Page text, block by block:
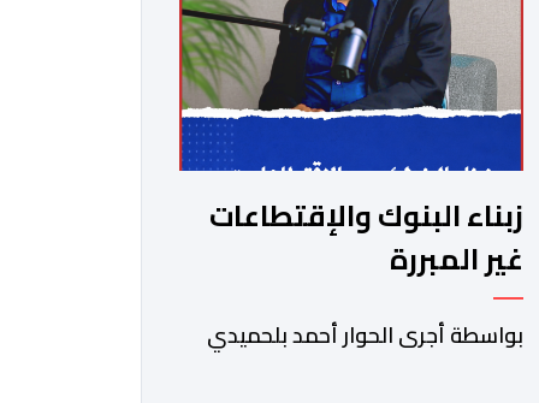
زبناء البنوك والإقتطاعات
غير المبررة
بواسطة أجرى الحوار أحمد بلحميدي